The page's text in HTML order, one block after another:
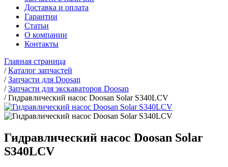
Доставка и оплата
Гарантии
Статьи
О компании
Контакты
Главная страница
/Каталог запчастей
/Запчасти для Doosan
/Запчасти для экскаваторов Doosan
/Гидравлический насос Doosan Solar S340LCV
Гидравлический насос Doosan Solar
S340LCV